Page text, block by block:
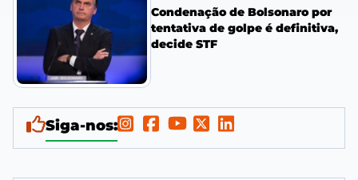
Condenação de Bolsonaro por
tentativa de golpe é definitiva,
decide STF
Siga-nos: